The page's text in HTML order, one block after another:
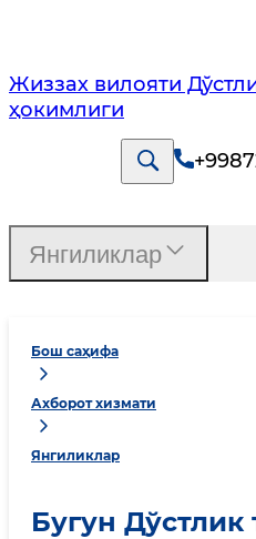
Жиззах вилояти
ҳокимлиги
Бош саҳифа
Ахборот хизмати
Янгиликлар
Бугун Дўстлик
Янгиликлар